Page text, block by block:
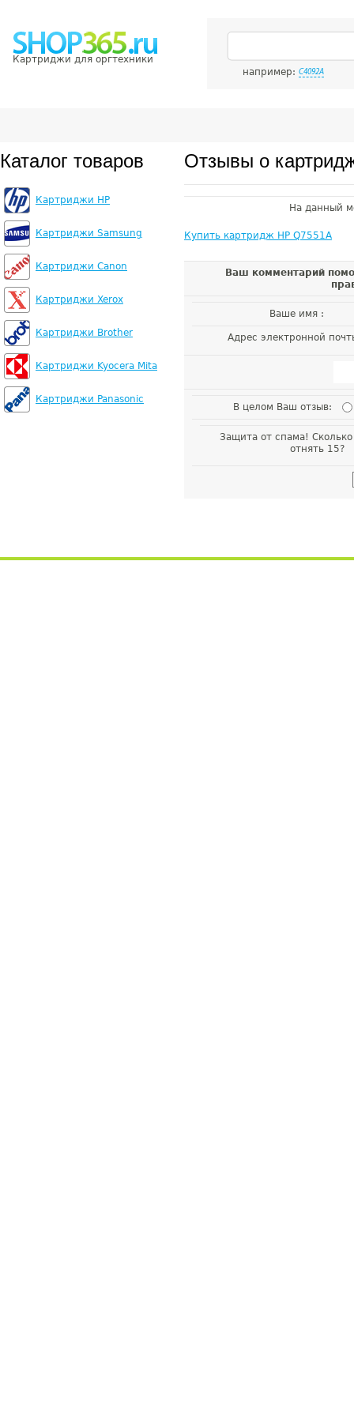
Картриджи для оргтехники
например: C4092A
Каталог товаров
Картриджи HP
Картриджи Samsung
Картриджи Canon
Картриджи Xerox
Картриджи Brother
Картриджи Kyocera Mita
Картриджи Panasonic
Отзывы о
На данный
Купить картридж HP Q7551A
Ваш комментарий
Ваше имя :
Адрес электронной
В целом Ваш отзыв:
Защита от спама!
отнять 15?